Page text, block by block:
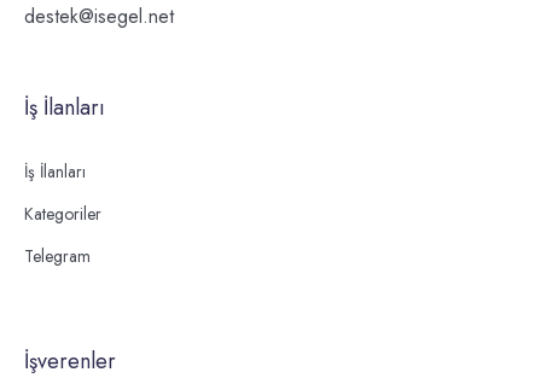
destek@isegel.net
İş İlanları
İş İlanları
Kategoriler
Telegram
İşverenler